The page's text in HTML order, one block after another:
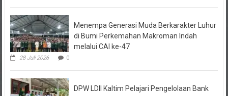
di Bumi Perkemahan Makroman Indah
melalui CAI ke-47
28 Juli 2026 0
Sampah untuk Diterapkan di Sekolah dan